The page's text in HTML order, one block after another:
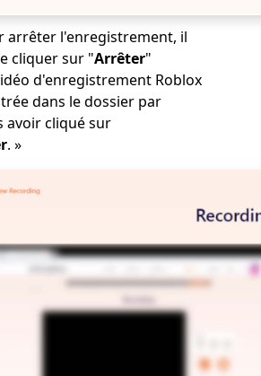
arrêter l'enregistrement, il
cliquer sur "Arrêter"
d'enregistrement Roblox
dans le dossier par
avoir cliqué sur
. »